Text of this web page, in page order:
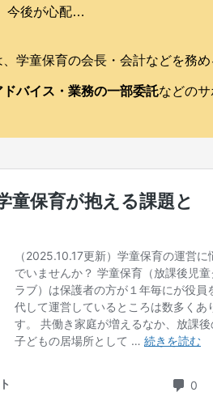
今後が心配…
学童保育の会長・会計などを務
バイス・業務の一部委託などの